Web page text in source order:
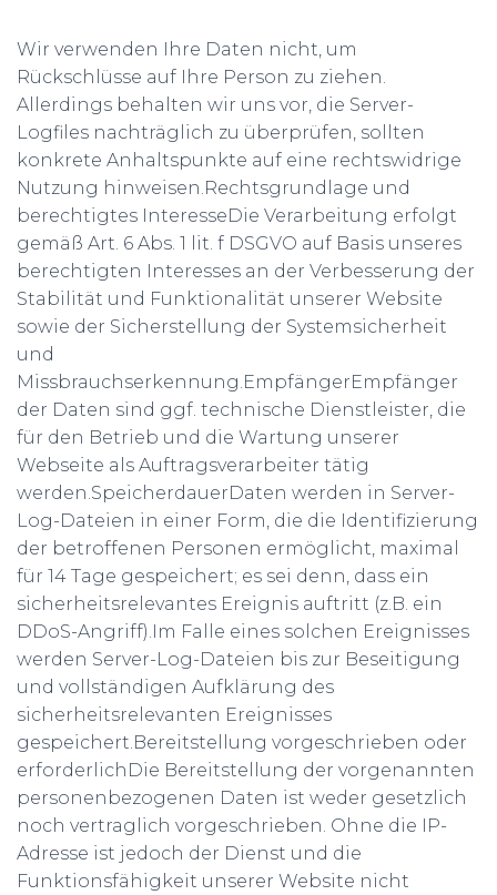
Wir verwenden Ihre Daten nicht, um
Rückschlüsse auf Ihre Person zu ziehen.
Allerdings behalten wir uns vor, die Server-
Logfiles nachträglich zu überprüfen, sollten
konkrete Anhaltspunkte auf eine rechtswidrige
Nutzung hinweisen.Rechtsgrundlage und
berechtigtes InteresseDie Verarbeitung erfolgt
gemäß Art. 6 Abs. 1 lit. f DSGVO auf Basis unseres
berechtigten Interesses an der Verbesserung der
Stabilität und Funktionalität unserer Website
sowie der Sicherstellung der Systemsicherheit
und
Missbrauchserkennung.EmpfängerEmpfänger
der Daten sind ggf. technische Dienstleister, die
für den Betrieb und die Wartung unserer
Webseite als Auftragsverarbeiter tätig
werden.SpeicherdauerDaten werden in Server-
Log-Dateien in einer Form, die die Identifizierung
der betroffenen Personen ermöglicht, maximal
für 14 Tage gespeichert; es sei denn, dass ein
sicherheitsrelevantes Ereignis auftritt (z.B. ein
DDoS-Angriff).Im Falle eines solchen Ereignisses
werden Server-Log-Dateien bis zur Beseitigung
und vollständigen Aufklärung des
sicherheitsrelevanten Ereignisses
gespeichert.Bereitstellung vorgeschrieben oder
erforderlichDie Bereitstellung der vorgenannten
personenbezogenen Daten ist weder gesetzlich
noch vertraglich vorgeschrieben. Ohne die IP-
Adresse ist jedoch der Dienst und die
Funktionsfähigkeit unserer Website nicht